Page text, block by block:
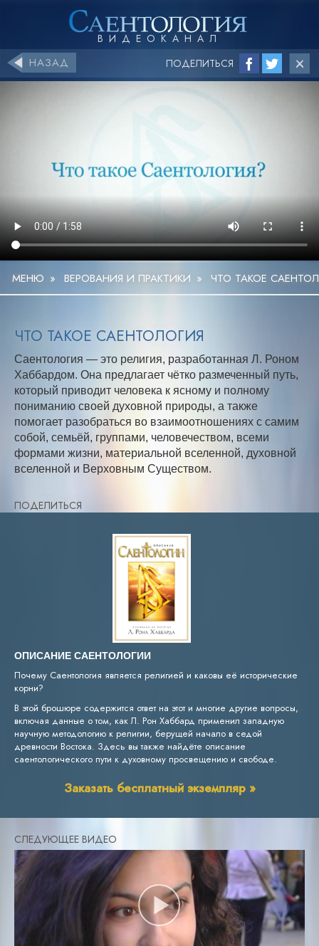
НАЗАД ПОДЕЛИТЬСЯ
МЕНЮ » ВЕРОВАНИЯ И ПРАКТИКИ » ЧТО ТАКОЕ
ЧТО ТАКОЕ САЕНТОЛОГИЯ
Саентология — это религия, разработанная Л. Роном
Хаббардом. Она предлагает чётко размеченный путь,
который приводит человека к ясному и полному
пониманию своей духовной природы, а также
помогает разобраться во взаимоотношениях с самим
собой, семьёй, группами, человечеством, всеми
формами жизни, материальной вселенной, духовной
вселенной и Верховным Существом.
ПОДЕЛИТЬСЯ
ОПИСАНИЕ САЕНТОЛОГИИ
Почему Саентология является религией и каковы её исторические
корни?
В этой брошюре содержится ответ на этот и многие другие вопросы,
включая данные о том, как Л. Рон Хаббард применил западную
научную методологию к религии, берущей начало в седой
древности Востока. Здесь вы также найдёте описание
саентологического пути к духовному просвещению и свободе.
Заказать бесплатный экземпляр »